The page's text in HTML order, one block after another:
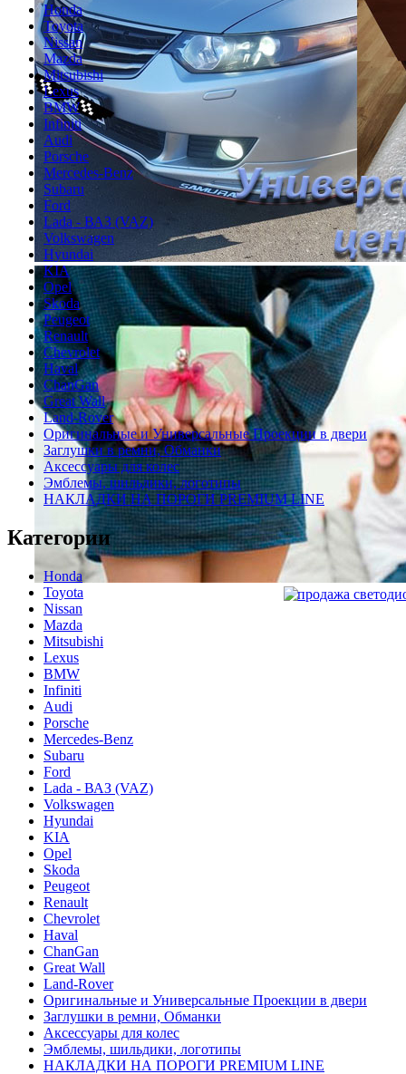
Honda
Toyota
Nissan
Mazda
Mitsubishi
Lexus
BMW
Infiniti
Audi
Porsche
Mercedes-Benz
Subaru
Ford
Lada - ВАЗ (VAZ)
Volkswagen
Hyundai
KIA
Opel
Skoda
Peugeot
Renault
Chevrolet
Haval
ChanGan
Great Wall
Land-Rover
Оригинальные и Универсальные Проекции в двери
Заглушки в ремни, Обманки
Аксессуары для колес
Эмблемы, шильдики, логотипы
НАКЛАДКИ НА ПОРОГИ PREMIUM LINE
Категории
Honda
Toyota
Nissan
Mazda
Mitsubishi
Lexus
BMW
Infiniti
Audi
Porsche
Mercedes-Benz
Subaru
Ford
Lada - ВАЗ (VAZ)
Volkswagen
Hyundai
KIA
Opel
Skoda
Peugeot
Renault
Chevrolet
Haval
ChanGan
Great Wall
Land-Rover
Оригинальные и Универсальные Проекции в двери
Заглушки в ремни, Обманки
Аксессуары для колес
Эмблемы, шильдики, логотипы
НАКЛАДКИ НА ПОРОГИ PREMIUM LINE